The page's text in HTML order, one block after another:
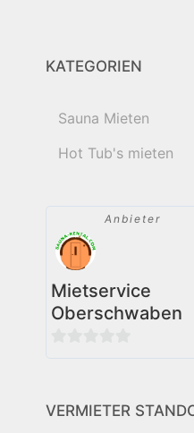
KATEGORIEN
Sauna Mieten
Hot Tub's mieten
Anbieter
Mietservice
Oberschwaben
5
VERMIETER